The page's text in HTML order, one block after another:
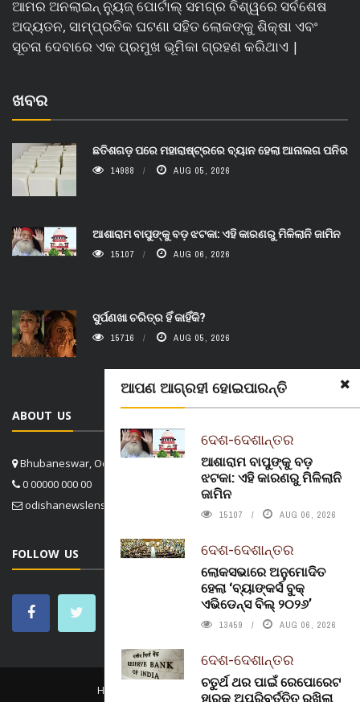
ଆପଣ ଆଗ୍ରହୀ ହୋଇପାରନ୍ତି
ଦେଶ-ଦେଶାନ୍ତର
ଆଶାରାମ ବାପୁଙ୍କୁ ବଡ଼
ଝଟକା: ଏହି କାରଣରୁ ମିଳିଲାନି
ଜାମିନ
15107 AUG 06, 2026
ଦେଶ-ଦେଶାନ୍ତର
ଲୋକସଭାରେ ଅନୁମୋଦିତ
ହେଲା ‘ବ୍ୟାଙ୍କର୍ସ ବୁକ୍
ଏଭିଡେନ୍ସ ବିଲ୍ ୨୦୨୬’
13459 AUG 06, 2026
ଦେଶ-ଦେଶାନ୍ତର
ଚତୁର୍ଥ ଥର ପାଇଁ ରେପୋରେଟ
ହାରକୁ ଅପରିବର୍ତ୍ତିତ ରଖିଲା
ଆମର ଅନଲାଇନ୍ ନ୍ୟୁଜ୍ ପୋର୍ଟାଲ୍ ସମଗ୍ର ବିଶ୍ୱରେ ସର୍ବଶେଷ
ଅଦ୍ୟତନ, ସାମ୍ପ୍ରତିକ ଘଟଣା ସହିତ ଲୋକଙ୍କୁ ଶିକ୍ଷା ଏବଂ
ସୂଚନା ଦେବାରେ ଏକ ପ୍ରମୁଖ ଭୂମିକା ଗ୍ରହଣ କରିଥାଏ |
ଖବର
ଛତିଶଗଡ଼ ପରେ ମହାରାଷ୍ଟ୍ରରେ ବ୍ୟାନ ହେଲା ଆନାଲଗ ପନିର
14988 AUG 05, 2026
ଆଶାରାମ ବାପୁଙ୍କୁ ବଡ଼ ଝଟକା: ଏହି କାରଣରୁ ମିଳିଲାନି ଜାମିନ
15107 AUG 06, 2026
ସୁର୍ପଣଖା ଚରିତ୍ର ହିଁ କାହିଁକି?
15716 AUG 05, 2026
ABOUT US
Bhubaneswar, Odisha, India
0 00000 000 00
odishanewslens@gmail.com
FOLLOW US
HOME ABOUT US